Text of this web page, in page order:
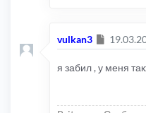
vulkan3
я забил , у меня